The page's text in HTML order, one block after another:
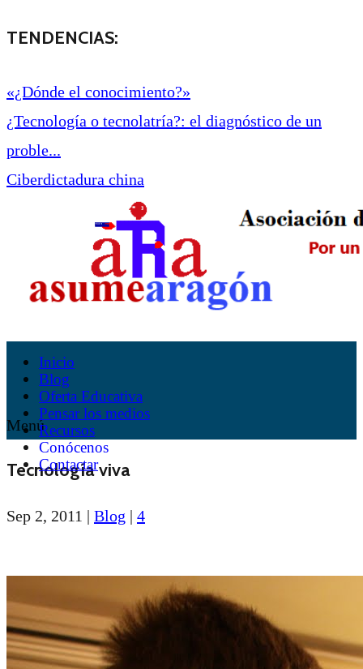
TENDENCIAS:
«¿Dónde el conocimiento?»
¿Tecnología o tecnolatría?: el diagnóstico de un
proble...
Ciberdictadura china
Inicio
Blog
Oferta Educativa
Pensar los medios
Recursos
Conócenos
Contactar
Menú
Tecnología viva
Sep 2, 2011 | Blog | 4